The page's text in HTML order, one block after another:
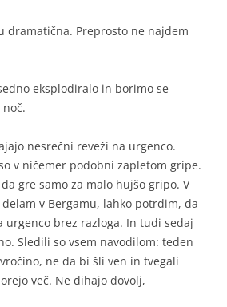
dramatična. Preprosto ne najdem
eksplodiralo in borimo se
nesrečni reveži na urgenco.
v ničemer podobni zapletom gripe.
gre samo za malo hujšo gripo. V
v Bergamu, lahko potrdim, da
brez razloga. In tudi sedaj
Sledili so vsem navodilom: teden
ne da bi šli ven in tvegali
več. Ne dihajo dovolj,